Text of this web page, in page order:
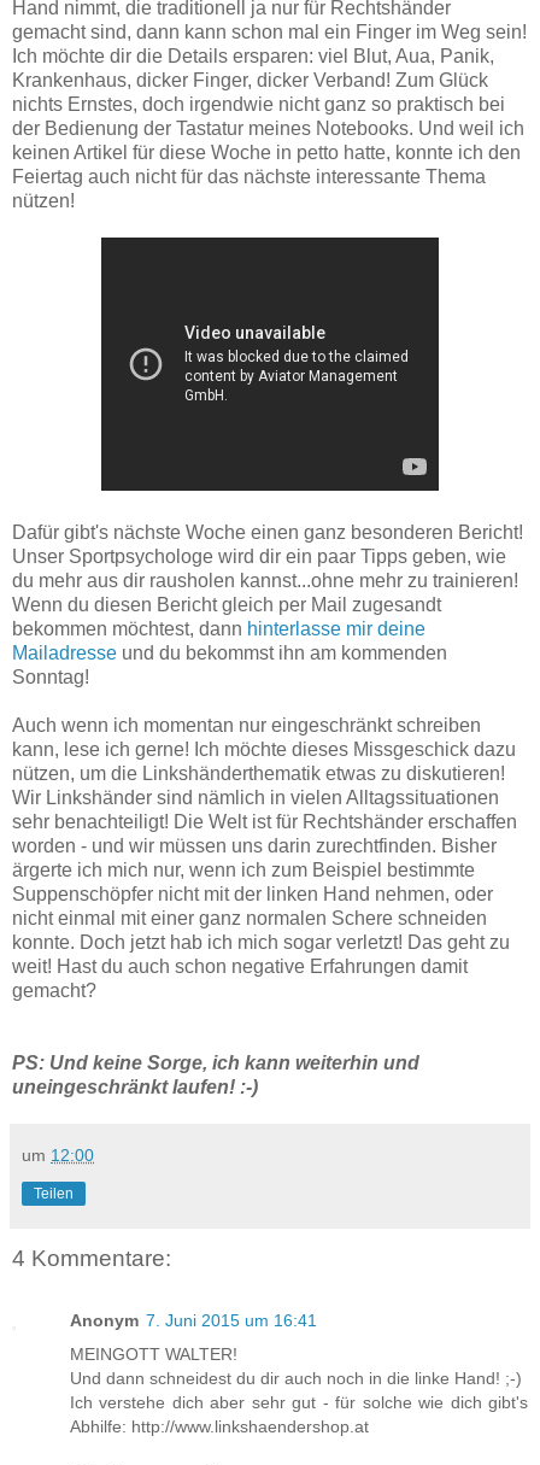
Hand nimmt, die traditionell ja nur für Rechtshänder
gemacht sind, dann kann schon mal ein Finger im Weg sein!
Ich möchte dir die Details ersparen: viel Blut, Aua, Panik,
Krankenhaus, dicker Finger, dicker Verband! Zum Glück
nichts Ernstes, doch irgendwie nicht ganz so praktisch bei
der Bedienung der Tastatur meines Notebooks. Und weil ich
keinen Artikel für diese Woche in petto hatte, konnte ich den
Feiertag auch nicht für das nächste interessante Thema
nützen!
Dafür gibt's nächste Woche einen ganz besonderen Bericht!
Unser Sportpsychologe wird dir ein paar Tipps geben, wie
du mehr aus dir rausholen kannst...ohne mehr zu trainieren!
Wenn du diesen Bericht gleich per Mail zugesandt
bekommen möchtest, dann hinterlasse mir deine
Mailadresse und du bekommst ihn am kommenden
Sonntag!
Auch wenn ich momentan nur eingeschränkt schreiben
kann, lese ich gerne! Ich möchte dieses Missgeschick dazu
nützen, um die Linkshänderthematik etwas zu diskutieren!
Wir Linkshänder sind nämlich in vielen Alltagssituationen
sehr benachteiligt! Die Welt ist für Rechtshänder erschaffen
worden - und wir müssen uns darin zurechtfinden. Bisher
ärgerte ich mich nur, wenn ich zum Beispiel bestimmte
Suppenschöpfer nicht mit der linken Hand nehmen, oder
nicht einmal mit einer ganz normalen Schere schneiden
konnte. Doch jetzt hab ich mich sogar verletzt! Das geht zu
weit! Hast du auch schon negative Erfahrungen damit
gemacht?
PS: Und keine Sorge, ich kann weiterhin und
uneingeschränkt laufen! :-)
um 12:00
Teilen
4 Kommentare:
Anonym 7. Juni 2015 um 16:41
MEINGOTT WALTER!
Und dann schneidest du dir auch noch in die linke Hand! ;-)
Ich verstehe dich aber sehr gut - für solche wie dich gibt's
Abhilfe: http://www.linkshaendershop.at